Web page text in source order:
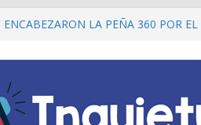
LA PEÑA 360 POR EL
LOS DÍAS MIÉRCOLES
los hinchas argentinos de las nuevas